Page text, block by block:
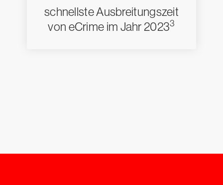
schnellste Ausbreitungszeit
von eCrime im Jahr 20233